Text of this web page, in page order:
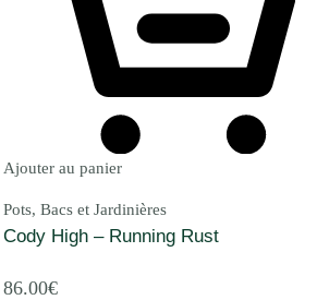
Ajouter au panier
Pots, Bacs et Jardinières
Cody High – Running Rust
86.00€